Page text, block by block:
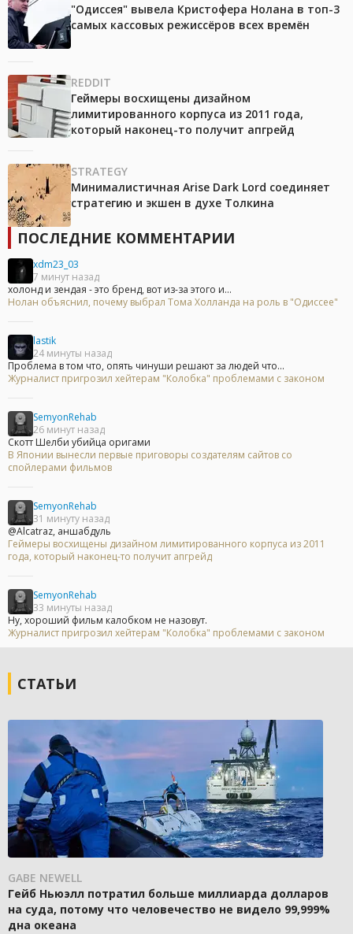
"Одиссея" вывела Кристофера Нолана в топ-3
самых кассовых режиссёров всех времён
REDDIT
Геймеры восхищены дизайном
лимитированного корпуса из 2011 года,
который наконец-то получит апгрейд
STRATEGY
Минималистичная Arise Dark Lord соединяет
стратегию и экшен в духе Толкина
ПОСЛЕДНИЕ КОММЕНТАРИИ
xdm23_03
7 минут назад
холонд и зендая - это бренд, вот из-за этого и...
Нолан объяснил, почему выбрал Тома Холланда на роль в "Одиссее"
lastik
24 минуты назад
Проблема в том что, опять чинуши решают за людей что...
Журналист пригрозил хейтерам "Колобка" проблемами с законом
SemyonRehab
26 минут назад
Скотт Шелби убийца оригами
В Японии вынесли первые приговоры создателям сайтов со
спойлерами фильмов
SemyonRehab
31 минуту назад
@Alcatraz, аншабдуль
Геймеры восхищены дизайном лимитированного корпуса из 2011
года, который наконец-то получит апгрейд
SemyonRehab
33 минуты назад
Ну, хороший фильм калобком не назовут.
Журналист пригрозил хейтерам "Колобка" проблемами с законом
СТАТЬИ
GABE NEWELL
Гейб Ньюэлл потратил больше миллиарда долларов
на суда, потому что человечество не видело 99,999%
дна океана